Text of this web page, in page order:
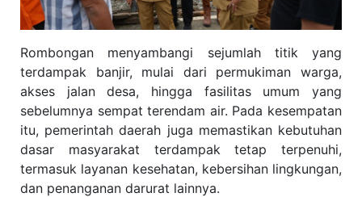
Rombongan menyambangi sejumlah titik yang
terdampak banjir, mulai dari permukiman warga,
akses jalan desa, hingga fasilitas umum yang
sebelumnya sempat terendam air. Pada kesempatan
itu, pemerintah daerah juga memastikan kebutuhan
dasar masyarakat terdampak tetap terpenuhi,
termasuk layanan kesehatan, kebersihan lingkungan,
dan penanganan darurat lainnya.